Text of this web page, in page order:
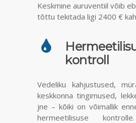
Keskmine auruventiil võib
tõttu tekitada ligi 2400 €
kontroll
Vedeliku kahjustused,
keskkonna tingimused,
jne – kõiki on võimallik
hermeetilisuse